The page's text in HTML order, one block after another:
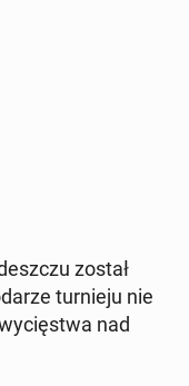
został
tur­nie­ju nie
nad